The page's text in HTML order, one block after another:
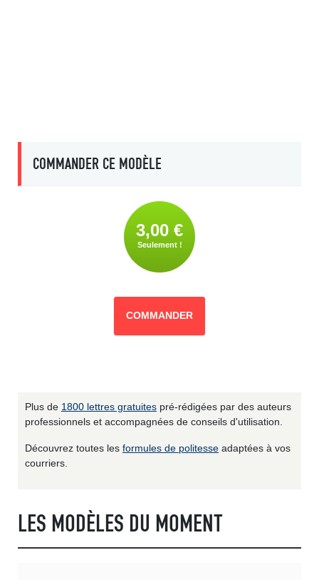
COMMANDER CE MODÈLE
3,00 €
Seulement !
COMMANDER
Plus de 1800 lettres gratuites pré-rédigées par des auteurs
professionnels et accompagnées de conseils d'utilisation.
Découvrez toutes les formules de politesse adaptées à vos
courriers.
LES MODÈLES DU MOMENT